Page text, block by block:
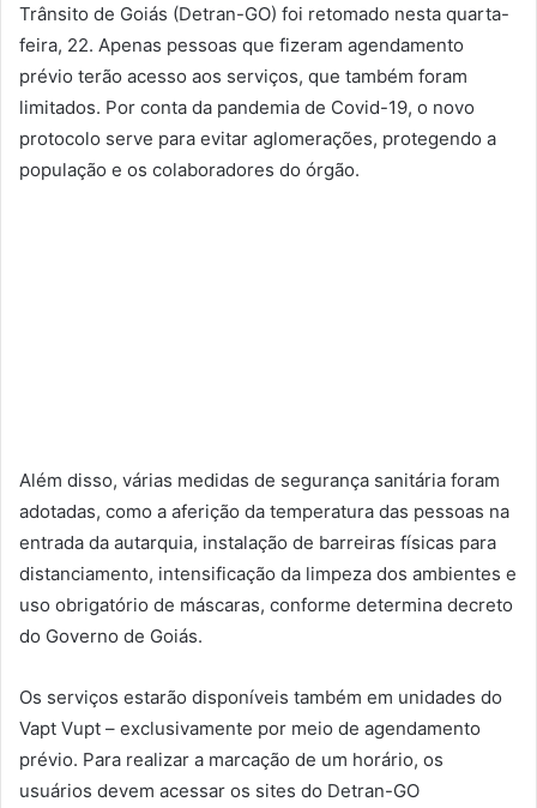
Trânsito de Goiás (Detran-GO) foi retomado nesta quarta-
feira, 22. Apenas pessoas que fizeram agendamento
prévio terão acesso aos serviços, que também foram
limitados. Por conta da pandemia de Covid-19, o novo
protocolo serve para evitar aglomerações, protegendo a
população e os colaboradores do órgão.
Além disso, várias medidas de segurança sanitária foram
adotadas, como a aferição da temperatura das pessoas na
entrada da autarquia, instalação de barreiras físicas para
distanciamento, intensificação da limpeza dos ambientes e
uso obrigatório de máscaras, conforme determina decreto
do Governo de Goiás.
Os serviços estarão disponíveis também em unidades do
Vapt Vupt – exclusivamente por meio de agendamento
prévio. Para realizar a marcação de um horário, os
usuários devem acessar os sites do Detran-GO